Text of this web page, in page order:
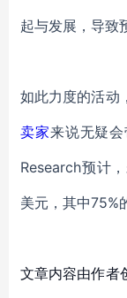
起与发展，导致
如此力度的活动
卖家来说无疑
Research预计
美元，其中75%
文章内容由作者